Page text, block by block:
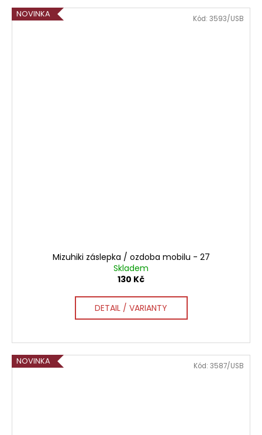
NOVINKA
Mizuhiki záslepka / ozdoba mobilu - 27
Skladem
130 Kč
DETAIL / VARIANTY
Kód: 3593/USB
NOVINKA Kód: 3587/USB